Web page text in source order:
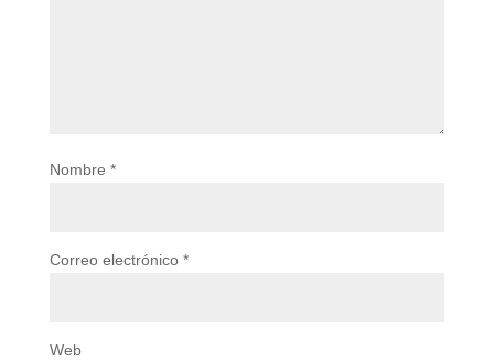
Nombre *
Correo electrónico *
Web